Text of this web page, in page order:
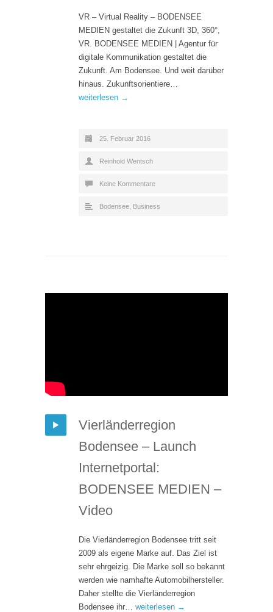
VR – Virtual Reality – BODENSEE
MEDIEN gestaltet die Zukunft 3D, 360°,
VR. BODENSEE MEDIEN | Agentur für
digitale Kommunikation gestaltet die
Zukunft. Am Bodensee. Und weit darüber
hinaus. Zukunftsorientiere…
weiterlesen →
25. Februar 2016
Reinhold Wentsch
Keine Kommentare
Bodensee Business
Vierländerregion
Bodensee – Launch
Internetportal:
BODENSEE MEDIEN –
Video
Die Vierländerregion Bodensee tritt seit
2009 als eigene Marke auf. Das Ziel ist
sehr ehrgeizig. Die Marke soll so bekannt
werden wie namhafte Automobilhersteller.
Daher stellte die Vierländerregion
Bodensee ihr… weiterlesen →